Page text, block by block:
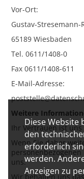
Diese Website
den
erforderlich
werden.
Anzeigen zu
Vor-Ort:
Gustav-Stresemann-
65189 Wiesbaden
Tel. 0611/1408-0
Fax 0611/1408-611
E-Mail-Adresse:
Weitere
Ihr Vertrauen ist
Wenn Sie daher
uns.
Wir behalten uns